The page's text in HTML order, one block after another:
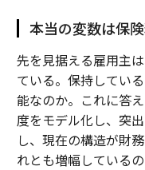
本当の変数は保
先を見据える雇用主
ている。保持してい
能なのか。これに答
度をモデル化し、突
し、現在の構造が財
れとも増幅している